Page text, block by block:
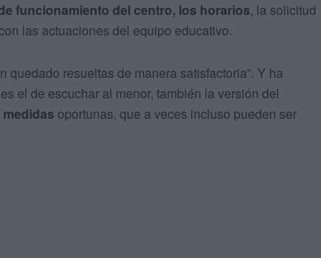
funcionamiento del centro, los horarios, la solicitud
las actuaciones del equipo educativo.
quedado resueltas de manera satisfactoria”. Y ha
el de escuchar al menor, también la versión del
oportunas, que a veces incluso pueden ser